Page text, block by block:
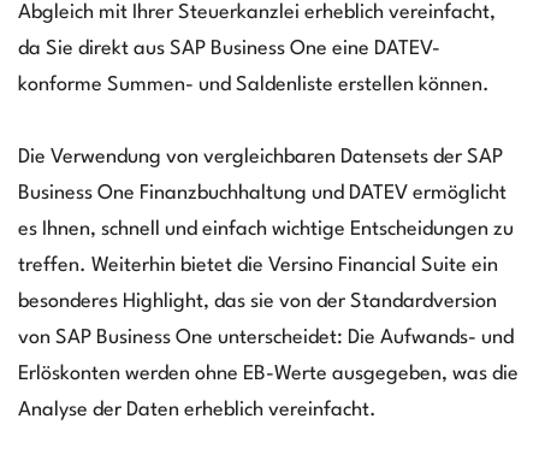
Abgleich mit Ihrer Steuerkanzlei erheblich vereinfacht,
da Sie direkt aus SAP Business One eine DATEV-
konforme Summen- und Saldenliste erstellen können.
Die Verwendung von vergleichbaren Datensets der SAP
Business One Finanzbuchhaltung und DATEV ermöglicht
es Ihnen, schnell und einfach wichtige Entscheidungen zu
treffen. Weiterhin bietet die Versino Financial Suite ein
besonderes Highlight, das sie von der Standardversion
von SAP Business One unterscheidet: Die Aufwands- und
Erlöskonten werden ohne EB-Werte ausgegeben, was die
Analyse der Daten erheblich vereinfacht.